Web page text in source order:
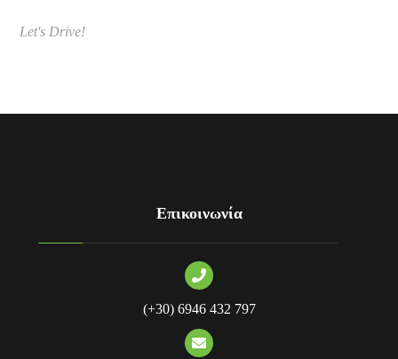
Let's Drive!
Επικοινωνία
(+30) 6946 432 797